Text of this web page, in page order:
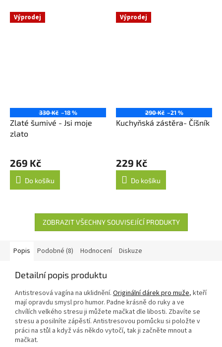
Výprodej
330 Kč –18 %
Zlaté šumivé - Jsi moje
zlato
269 Kč
Do košíku
Výprodej
290 Kč –21 %
Kuchyňská zástěra- Číšník
229 Kč
Do košíku
ZOBRAZIT VŠECHNY SOUVISEJÍCÍ PRODUKTY
Popis Podobné (8) Hodnocení Diskuze
Detailní popis produktu
Antistresová vagína na uklidnění. Originální dárek pro muže, kteří
mají opravdu smysl pro humor. Padne krásně do ruky a ve
chvílích velkého stresu ji můžete mačkat dle libosti. Zbavíte se
stresu a posilníte zápěstí. Antistresovou pomůcku si položte v
práci na stůl a když vás někdo vytočí, tak ji začněte mnout a
mačkat.